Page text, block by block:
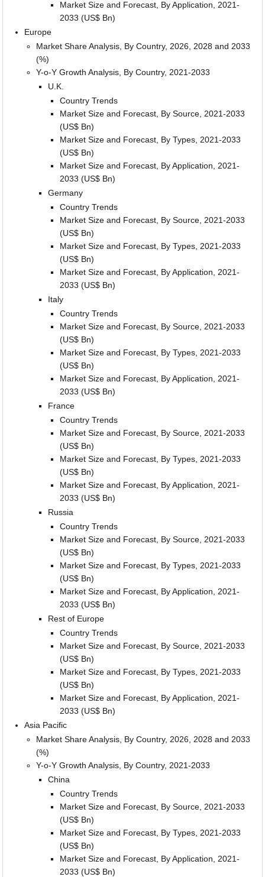
Market Size and Forecast, By Application, 2021-
2033 (US$ Bn)
Europe
Market Share Analysis, By Country, 2026, 2028 and 2033
(%)
Y-o-Y Growth Analysis, By Country, 2021-2033
U.K.
Country Trends
Market Size and Forecast, By Source, 2021-2033
(US$ Bn)
Market Size and Forecast, By Types, 2021-2033
(US$ Bn)
Market Size and Forecast, By Application, 2021-
2033 (US$ Bn)
Germany
Country Trends
Market Size and Forecast, By Source, 2021-2033
(US$ Bn)
Market Size and Forecast, By Types, 2021-2033
(US$ Bn)
Market Size and Forecast, By Application, 2021-
2033 (US$ Bn)
Italy
Country Trends
Market Size and Forecast, By Source, 2021-2033
(US$ Bn)
Market Size and Forecast, By Types, 2021-2033
(US$ Bn)
Market Size and Forecast, By Application, 2021-
2033 (US$ Bn)
France
Country Trends
Market Size and Forecast, By Source, 2021-2033
(US$ Bn)
Market Size and Forecast, By Types, 2021-2033
(US$ Bn)
Market Size and Forecast, By Application, 2021-
2033 (US$ Bn)
Russia
Country Trends
Market Size and Forecast, By Source, 2021-2033
(US$ Bn)
Market Size and Forecast, By Types, 2021-2033
(US$ Bn)
Market Size and Forecast, By Application, 2021-
2033 (US$ Bn)
Rest of Europe
Country Trends
Market Size and Forecast, By Source, 2021-2033
(US$ Bn)
Market Size and Forecast, By Types, 2021-2033
(US$ Bn)
Market Size and Forecast, By Application, 2021-
2033 (US$ Bn)
Asia Pacific
Market Share Analysis, By Country, 2026, 2028 and 2033
(%)
Y-o-Y Growth Analysis, By Country, 2021-2033
China
Country Trends
Market Size and Forecast, By Source, 2021-2033
(US$ Bn)
Market Size and Forecast, By Types, 2021-2033
(US$ Bn)
Market Size and Forecast, By Application, 2021-
2033 (US$ Bn)